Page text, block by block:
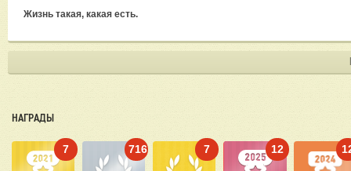
Жизнь такая, какая есть.
НАГРАДЫ
7 716 7 12